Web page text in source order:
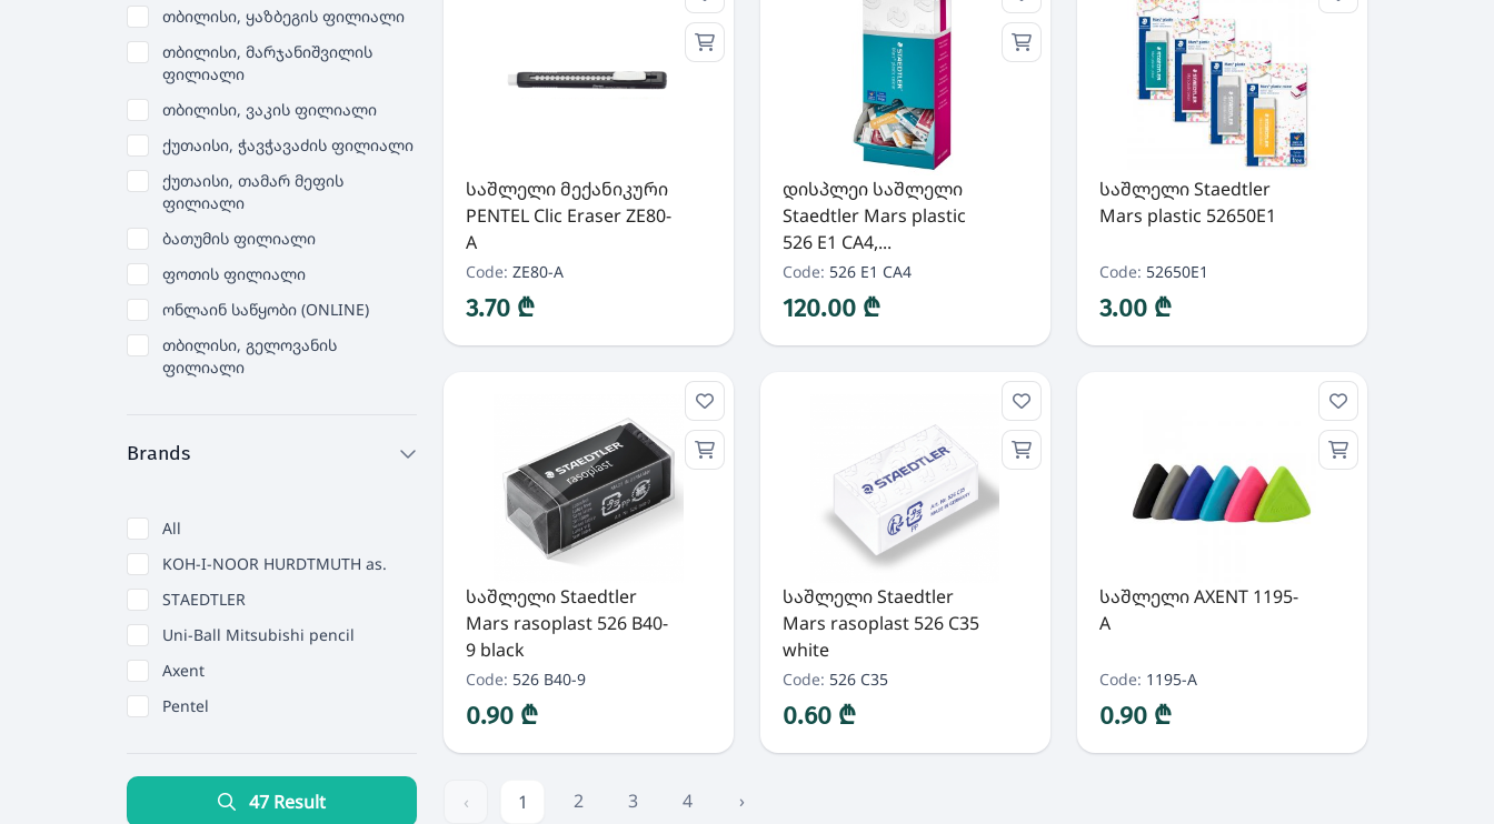
თბილისი, ყაზბეგის ფილიალი
თბილისი, მარჯანიშვილის
ფილიალი
თბილისი, ვაკის ფილიალი
ქუთაისი, ჭავჭავაძის ფილიალი
ქუთაისი, თამარ მეფის
ფილიალი
ბათუმის ფილიალი
ფოთის ფილიალი
ონლაინ საწყობი (ONLINE)
თბილისი, გელოვანის
ფილიალი
Brands
All
KOH-I-NOOR HURDTMUTH as.
STAEDTLER
Uni-Ball Mitsubishi pencil
Axent
Pentel
47 Result
საშლელი მექანიკური
PENTEL Clic Eraser ZE80-
A
Code: ZE80-A
3.70 ₾
დისპლეი საშლელი
Staedtler Mars plastic
526 E1 CA4,...
Code: 526 E1 CA4
120.00 ₾
საშლელი Staedtler
Mars plastic 52650E1
Code: 52650E1
3.00 ₾
საშლელი Staedtler
Mars rasoplast 526 B40-
9 black
Code: 526 B40-9
0.90 ₾
საშლელი Staedtler
Mars rasoplast 526 C35
white
Code: 526 C35
0.60 ₾
საშლელი AXENT 1195-
A
Code: 1195-A
0.90 ₾
‹ 1 2 3 4 ›